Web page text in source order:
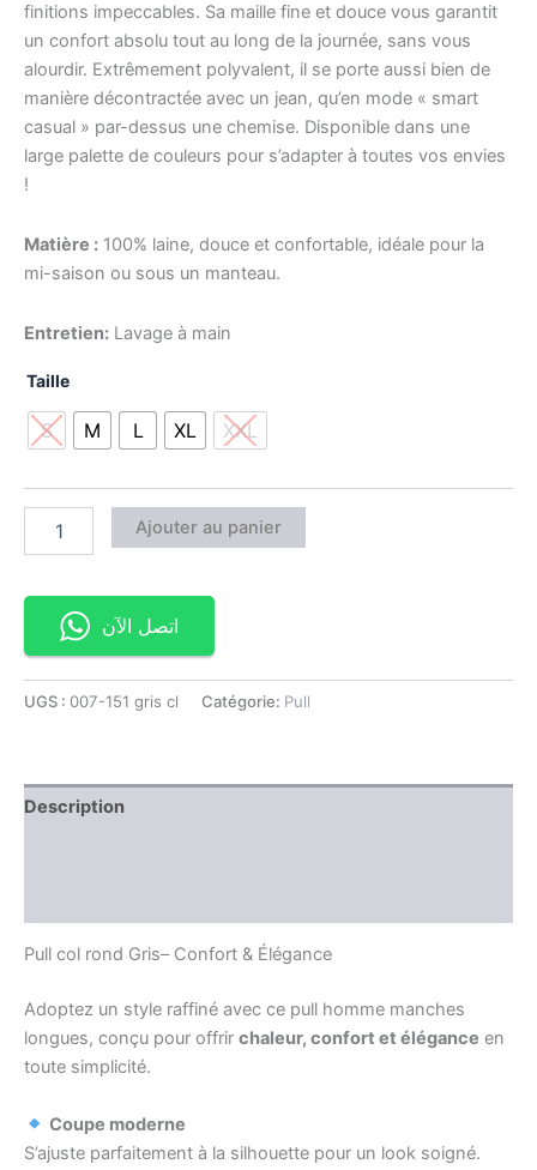
finitions impeccables. Sa maille fine et douce vous garantit
un confort absolu tout au long de la journée, sans vous
alourdir. Extrêmement polyvalent, il se porte aussi bien de
manière décontractée avec un jean, qu’en mode « smart
casual » par-dessus une chemise. Disponible dans une
large palette de couleurs pour s’adapter à toutes vos envies
!
Matière : 100% laine, douce et confortable, idéale pour la
mi-saison ou sous un manteau.
Entretien: Lavage à main
Taille
S M L XL XXL
Ajouter au panier
اتصل الآن
UGS : 007-151 gris cl Catégorie: Pull
Description
Pull col rond Gris– Confort & Élégance
Adoptez un style raffiné avec ce pull homme manches
longues, conçu pour offrir chaleur, confort et élégance en
toute simplicité.
Coupe moderne
S’ajuste parfaitement à la silhouette pour un look soigné.